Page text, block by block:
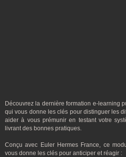
Découvrez la dernière formation e-learning
qui vous donne les clés pour distinguer les
aider à vous prémunir en testant votre
livrant des bonnes pratiques.
Conçu avec Euler Hermes France, ce
vous donne les clés pour anticiper et réagir :